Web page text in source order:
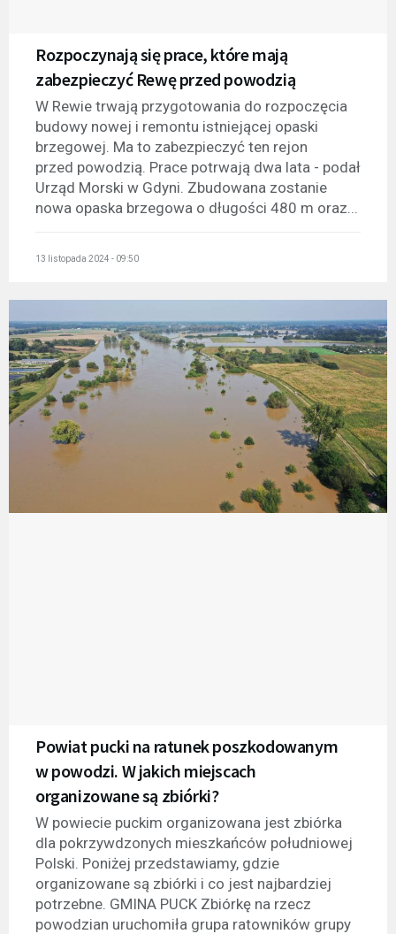
Rozpoczynają się prace, które mają
zabezpieczyć Rewę przed powodzią
W Rewie trwają przygotowania do rozpoczęcia
budowy nowej i remontu istniejącej opaski
brzegowej. Ma to zabezpieczyć ten rejon
przed powodzią. Prace potrwają dwa lata - podał
Urząd Morski w Gdyni. Zbudowana zostanie
nowa opaska brzegowa o długości 480 m oraz...
13 listopada 2024 - 09:50
Powiat pucki na ratunek poszkodowanym
w powodzi. W jakich miejscach
organizowane są zbiórki?
W powiecie puckim organizowana jest zbiórka
dla pokrzywdzonych mieszkańców południowej
Polski. Poniżej przedstawiamy, gdzie
organizowane są zbiórki i co jest najbardziej
potrzebne. GMINA PUCK Zbiórkę na rzecz
powodzian uruchomiła grupa ratowników grupy